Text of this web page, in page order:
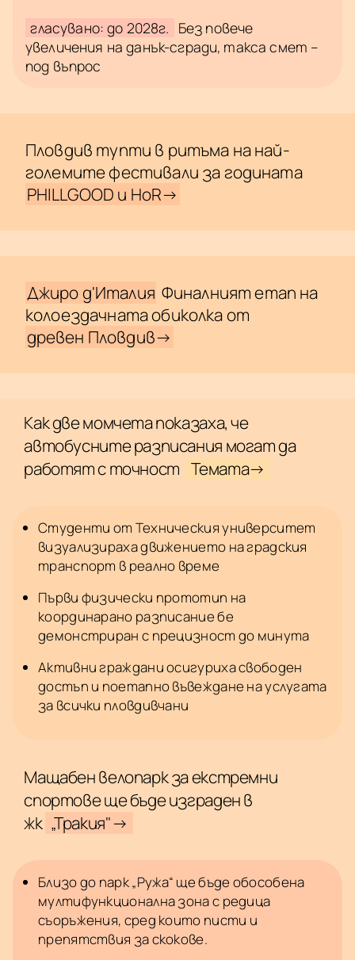
гласувано: до 2028г. Без повече
увеличения на данък-сгради, такса смет –
под въпрос
Пловдив тупти в ритъма на най-
големите фестивали за годината
PHILLGOOD и HoR→
Джиро д'Италия Финалният етап на
колоездачната обиколка от
древен Пловдив→
Как две момчета показаха, че
автобусните разписания могат да
работят с точност Темата→
Студенти от Техническия университет
визуализираха движението на градския
транспорт в реално време
Първи физически прототип на
координарано разписание бе
демонстриран с прецизност до минута
Активни граждани осигуриха свободен
достъп и поетапно въвеждане на услугата
за всички пловдивчани
Мащабен велопарк за екстремни
спортове ще бъде изграден в
жк „Тракия"→
Близо до парк „Ружа“ ще бъде обособена
мултифункционална зона с редица
съоръжения, сред които писти и
препятствия за скокове.